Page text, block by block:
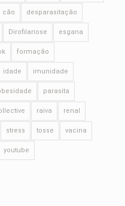
cão desparasitação
Dirofilariose esgana
formação
idade imunidade
parasita
raiva renal
stress tosse vacina
youtube